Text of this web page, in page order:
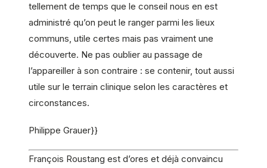
tellement de temps que le conseil nous en est
administré qu’on peut le ranger parmi les lieux
communs, utile certes mais pas vraiment une
découverte. Ne pas oublier au passage de
l’appareiller à son contraire : se contenir, tout aussi
utile sur le terrain clinique selon les caractères et
circonstances.
Philippe Grauer}}
François Roustang est d’ores et déjà convaincu